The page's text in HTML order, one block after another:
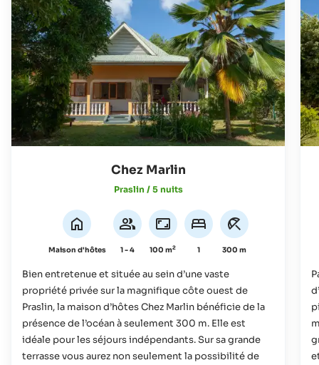
Chez Marlin
Praslin / 5 nuits
Maison d'hôtes 1 - 4 100 m2 1 300 m
Bien entretenue et située au sein d’une vaste
propriété privée sur la magnifique côte ouest de
Praslin, la maison d’hôtes Chez Marlin bénéficie de la
présence de l’océan à seulement 300 m. Elle est
idéale pour les séjours indépendants. Sur sa grande
terrasse vous aurez non seulement la possibilité de